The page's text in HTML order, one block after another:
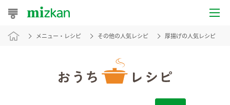
おうちレシピ
メニュー・レシピ その他の人気レシピ 厚揚げの人気レシピ